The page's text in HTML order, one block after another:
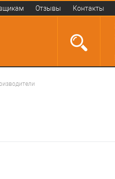
Отзывы Контакты